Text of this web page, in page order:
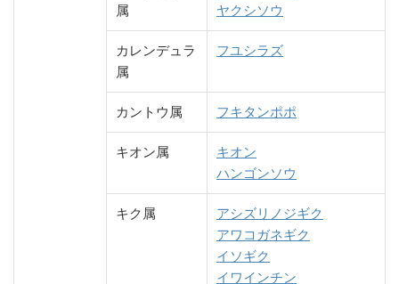
属
ヤクシソウ
カレンデュラ
属
フユシラズ
カントウ属 フキタンポポ
キオン属
キオン
ハンゴンソウ
キク属
アシズリノジギク
アワコガネギク
イソギク
イワインチン